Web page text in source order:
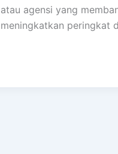
atau agensi yang
meningkatkan peringkat